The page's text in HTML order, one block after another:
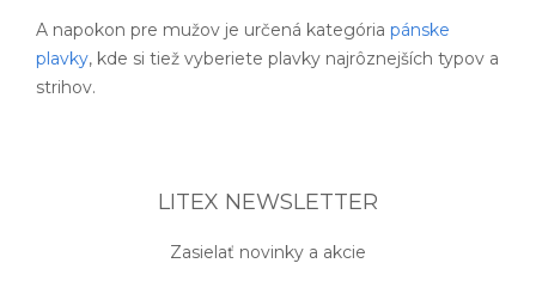
A napokon pre mužov je určená kategória pánske
plavky, kde si tiež vyberiete plavky najrôznejších typov a
strihov.
LITEX NEWSLETTER
Zasielať novinky a akcie